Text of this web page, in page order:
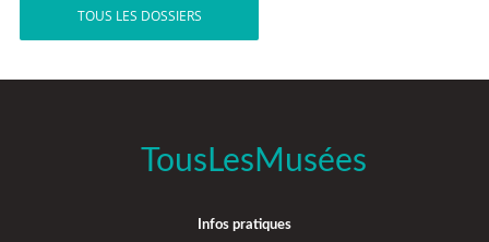
TOUS LES DOSSIERS
TousLesMusées
Infos pratiques